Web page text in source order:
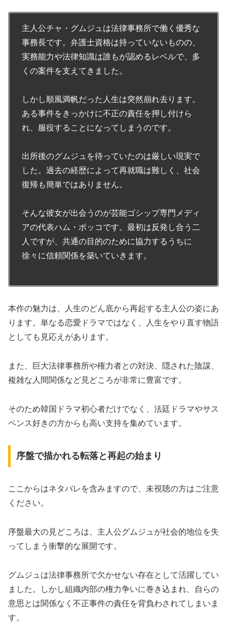
主人公チャ・グムジュは法律事務所で働く優秀な
事務長です。弁護士資格は持っていないものの、
実務能力や法律知識は誰もが認めるレベルで、多
くの案件を支えてきました。
しかし順風満帆だった人生は突然崩れ去ります。
ある事件をきっかけに不正の責任を押し付けら
れ、服役することになってしまうのです。
出所後のグムジュを待っていたのは厳しい現実で
した。過去の経歴によって再就職は難しく、社会
復帰も簡単ではありません。
そんな彼女が出会うのが芸能ゴシップ専門メディ
アの代表ハム・ボッコです。最初は反発し合う二
人ですが、共通の目的のために協力するうちに
徐々に信頼関係を築いていきます。
本作の魅力は、人生のどん底から再起する主人公の姿にあ
ります。単なる恋愛ドラマではなく、人生をやり直す物語
としても見応えがあります。
また、巨大法律事務所や権力者との対決、隠された陰謀、
複雑な人間関係など見どころが非常に豊富です。
そのため韓国ドラマ初心者だけでなく、法廷ドラマやサス
ペンス好きの方からも高い支持を集めています。
序盤で描かれる転落と再起の始まり
ここからはネタバレを含みますので、未視聴の方はご注意
ください。
序盤最大の見どころは、主人公グムジュが社会的地位を失
ってしまう衝撃的な展開です。
グムジュは法律事務所で欠かせない存在として活躍してい
ました。しかし組織内部の権力争いに巻き込まれ、自らの
意思とは関係なく不正事件の責任を背負わされてしまいま
す。